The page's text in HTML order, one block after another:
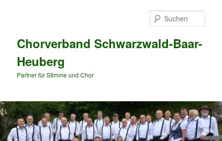
Chorverband Schwarzwald-Baar-
Heuberg
Partner für Stimme und Chor